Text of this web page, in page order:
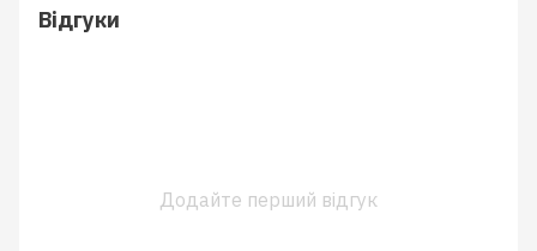
Відгуки
Додайте перший відгук